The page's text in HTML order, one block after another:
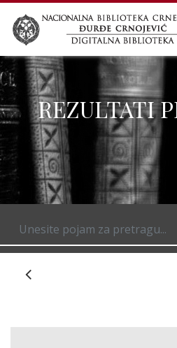
REZULTATI